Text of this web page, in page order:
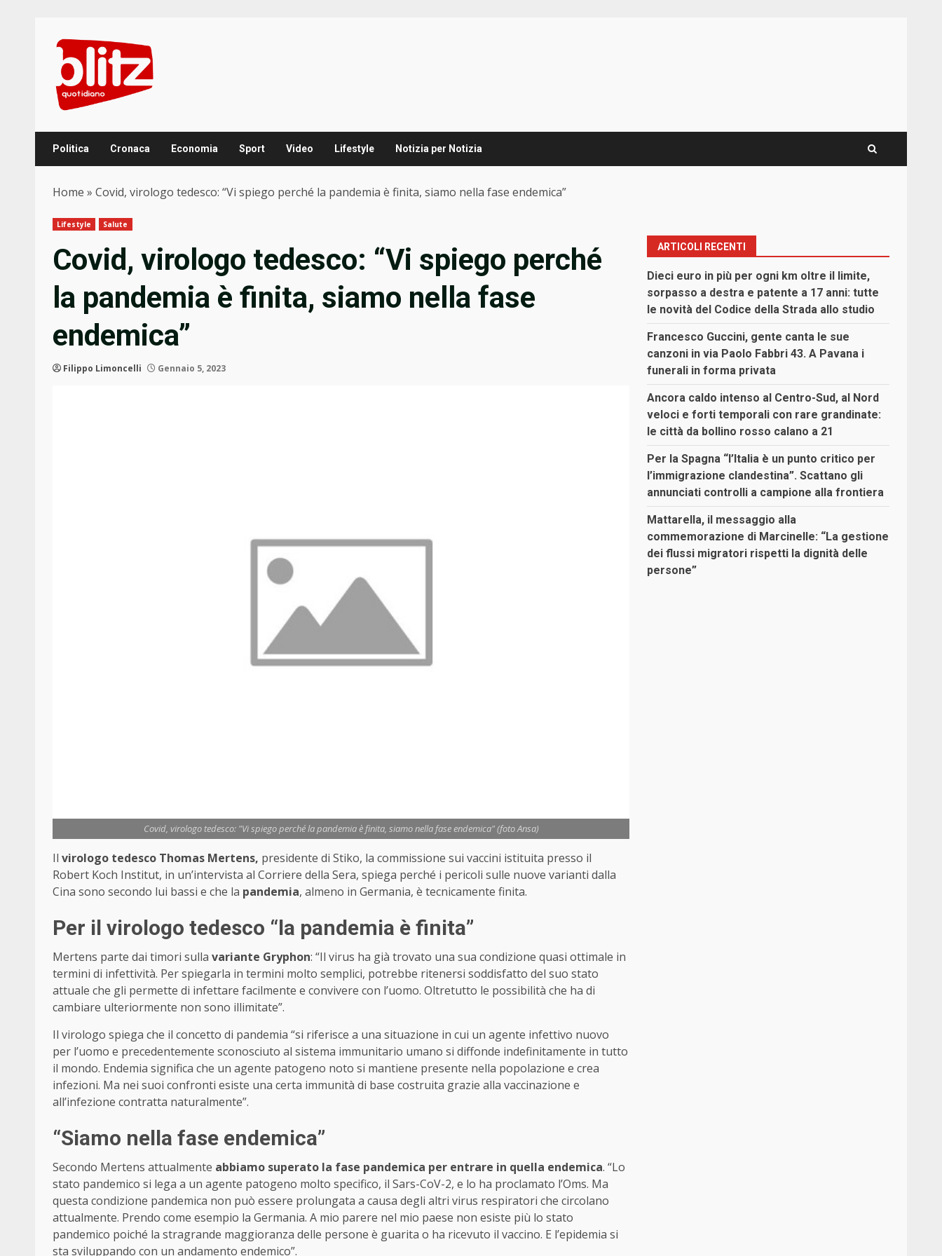
content
Politica Cronaca Economia Sport Video Lifestyle Notizia per Notizia
Home » Covid, virologo tedesco: “Vi spiego perché la pandemia è finita, siamo nella fase endemica”
Lifestyle Salute
Covid, virologo tedesco: “Vi spiego perché
la pandemia è finita, siamo nella fase
endemica”
Filippo Limoncelli Gennaio 5, 2023
Covid, virologo tedesco: "Vi spiego perché la pandemia è finita, siamo nella fase endemica" (foto Ansa)
Il virologo tedesco Thomas Mertens, presidente di Stiko, la commissione sui vaccini istituita presso il
Robert Koch Institut, in un’intervista al Corriere della Sera, spiega perché i pericoli sulle nuove varianti dalla
Cina sono secondo lui bassi e che la pandemia, almeno in Germania, è tecnicamente finita.
Per il virologo tedesco “la pandemia è finita”
Mertens parte dai timori sulla variante Gryphon: “Il virus ha già trovato una sua condizione quasi ottimale in
termini di infettività. Per spiegarla in termini molto semplici, potrebbe ritenersi soddisfatto del suo stato
attuale che gli permette di infettare facilmente e convivere con l’uomo. Oltretutto le possibilità che ha di
cambiare ulteriormente non sono illimitate”.
Il virologo spiega che il concetto di pandemia “si riferisce a una situazione in cui un agente infettivo nuovo
per l’uomo e precedentemente sconosciuto al sistema immunitario umano si diffonde indefinitamente in tutto
il mondo. Endemia significa che un agente patogeno noto si mantiene presente nella popolazione e crea
infezioni. Ma nei suoi confronti esiste una certa immunità di base costruita grazie alla vaccinazione e
all’infezione contratta naturalmente”.
“Siamo nella fase endemica”
Secondo Mertens attualmente abbiamo superato la fase pandemica per entrare in quella endemica. “Lo
stato pandemico si lega a un agente patogeno molto specifico, il Sars-CoV-2, e lo ha proclamato l’Oms. Ma
questa condizione pandemica non può essere prolungata a causa degli altri virus respiratori che circolano
attualmente. Prendo come esempio la Germania. A mio parere nel mio paese non esiste più lo stato
pandemico poiché la stragrande maggioranza delle persone è guarita o ha ricevuto il vaccino. E l’epidemia si
sta sviluppando con un andamento endemico”.
ARTICOLI RECENTI
Dieci euro in più per ogni km oltre il limite,
sorpasso a destra e patente a 17 anni: tutte
le novità del Codice della Strada allo studio
Francesco Guccini, gente canta le sue
canzoni in via Paolo Fabbri 43. A Pavana i
funerali in forma privata
Ancora caldo intenso al Centro-Sud, al Nord
veloci e forti temporali con rare grandinate:
le città da bollino rosso calano a 21
Per la Spagna “l’Italia è un punto critico per
l’immigrazione clandestina”. Scattano gli
annunciati controlli a campione alla frontiera
Mattarella, il messaggio alla
commemorazione di Marcinelle: “La gestione
dei flussi migratori rispetti la dignità delle
persone”